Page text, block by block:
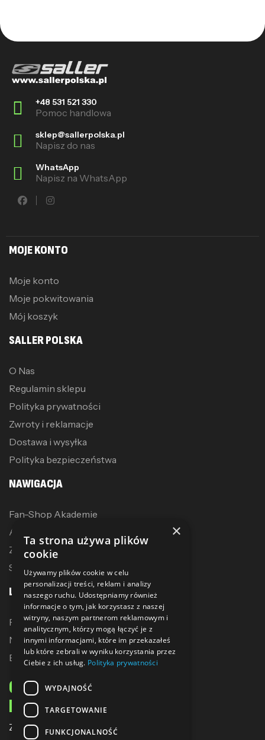
+48 531 521 330
Pomoc handlowa
sklep@sallerpolska.pl
Napisz do nas
WhatsApp
Napisz na WhatsApp
MOJE KONTO
Moje konto
Moje pokwitowania
Mój koszyk
SALLER POLSKA
O Nas
Regulamin sklepu
Polityka prywatności
Zwroty i reklamacje
Dostawa i wysyłka
Polityka bezpieczeństwa
NAWIGACJA
Fan-Shop Akademie
Akcesoria treningowe
Zostań dystrybutorem
Sublimacja
LINKI
Promocje
Nowe produkty
Bestsellery
ODBIERZ 10% ZNIŻKI
NA PIERWSZE ZAKUPY
Zapisz się do naszego newslettera
×
Ta strona używa plików
cookie
Używamy plików cookie w celu
personalizacji treści, reklam i analizy
naszego ruchu. Udostępniamy również
informacje o tym, jak korzystasz z naszej
witryny, naszym partnerom reklamowym i
analitycznym, którzy mogą łączyć je z
innymi informacjami, które im przekazałeś
lub które zebrali w wyniku korzystania przez
Ciebie z ich usług. Polityka prywatności
WYDAJNOŚĆ
TARGETOWANIE
FUNKCJONALNOŚĆ